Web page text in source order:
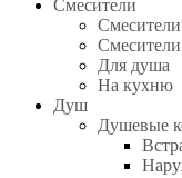
Смесители
Для душа
На кухню
Душ
Душевые